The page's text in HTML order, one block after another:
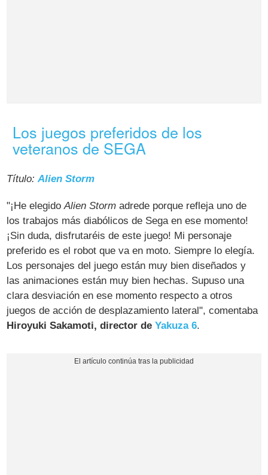
Los juegos preferidos de los
veteranos de SEGA
Título:Alien Storm
"¡He elegidoAlien Storm adrede porque refleja uno de
los trabajos más diabólicos de Sega en ese momento!
¡Sin duda, disfrutaréis de este juego! Mi personaje
preferido es el robot que va en moto. Siempre lo elegía.
Los personajes del juego están muy bien diseñados y
las animaciones están muy bien hechas. Supuso una
clara desviación en ese momento respecto a otros
juegos de acción de desplazamiento lateral", comentaba
Hiroyuki Sakamoti, director deYakuza 6.